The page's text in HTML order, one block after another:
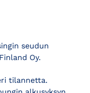
seudun
Oy.
tilannetta.